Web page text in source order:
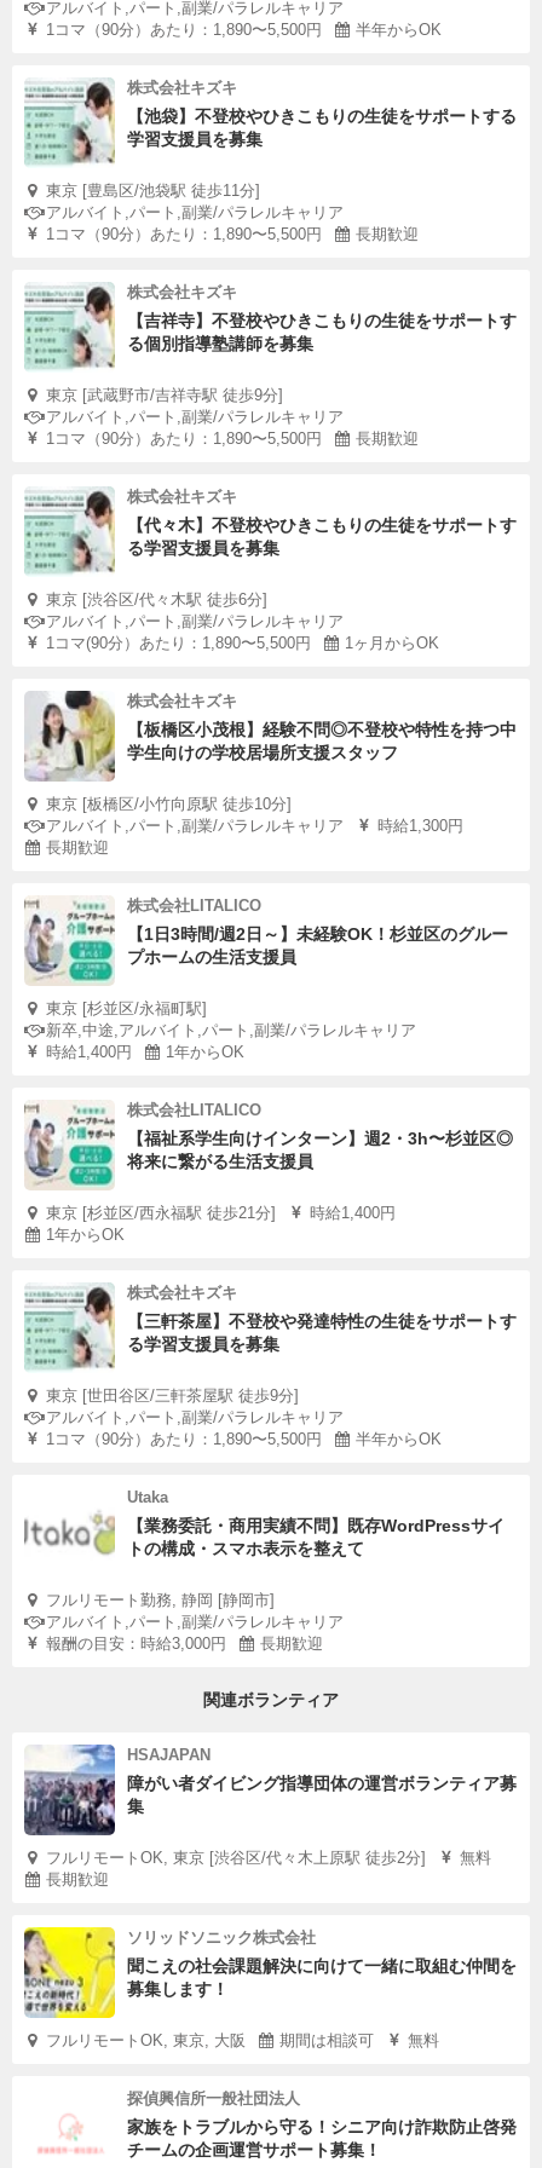
アルバイト,パート,副業/パラレルキャリア
1コマ（90分）あたり：1,890〜5,500円
半年からOK
株式会社キズキ
【池袋】不登校やひきこもりの生徒をサポートする
学習支援員を募集
東京 [豊島区/池袋駅 徒歩11分]
アルバイト,パート,副業/パラレルキャリア
1コマ（90分）あたり：1,890〜5,500円
長期歓迎
株式会社キズキ
【吉祥寺】不登校やひきこもりの生徒をサポートす
る個別指導塾講師を募集
東京 [武蔵野市/吉祥寺駅 徒歩9分]
アルバイト,パート,副業/パラレルキャリア
1コマ（90分）あたり：1,890〜5,500円
長期歓迎
株式会社キズキ
【代々木】不登校やひきこもりの生徒をサポートす
る学習支援員を募集
東京 [渋谷区/代々木駅 徒歩6分]
アルバイト,パート,副業/パラレルキャリア
1コマ(90分）あたり：1,890〜5,500円
1ヶ月からOK
株式会社キズキ
【板橋区小茂根】経験不問◎不登校や特性を持つ中
学生向けの学校居場所支援スタッフ
東京 [板橋区/小竹向原駅 徒歩10分]
アルバイト,パート,副業/パラレルキャリア
時給1,300円
長期歓迎
株式会社LITALICO
【1日3時間/週2日～】未経験OK！杉並区のグルー
プホームの生活支援員
東京 [杉並区/永福町駅]
新卒,中途,アルバイト,パート,副業/パラレルキャリア
時給1,400円
1年からOK
株式会社LITALICO
【福祉系学生向けインターン】週2・3h〜杉並区◎
将来に繋がる生活支援員
東京 [杉並区/西永福駅 徒歩21分]
時給1,400円
1年からOK
株式会社キズキ
【三軒茶屋】不登校や発達特性の生徒をサポートす
る学習支援員を募集
東京 [世田谷区/三軒茶屋駅 徒歩9分]
アルバイト,パート,副業/パラレルキャリア
1コマ（90分）あたり：1,890〜5,500円
半年からOK
Utaka
【業務委託・商用実績不問】既存WordPressサイ
トの構成・スマホ表示を整えて
フルリモート勤務, 静岡 [静岡市]
アルバイト,パート,副業/パラレルキャリア
報酬の目安：時給3,000円
長期歓迎
関連ボランティア
HSAJAPAN
障がい者ダイビング指導団体の運営ボランティア募
集
フルリモートOK, 東京 [渋谷区/代々木上原駅 徒歩2分]
無料
長期歓迎
ソリッドソニック株式会社
聞こえの社会課題解決に向けて一緒に取組む仲間を
募集します！
フルリモートOK, 東京, 大阪 期間は相談可 無料
探偵興信所一般社団法人
家族をトラブルから守る！シニア向け詐欺防止啓発
チームの企画運営サポート募集！